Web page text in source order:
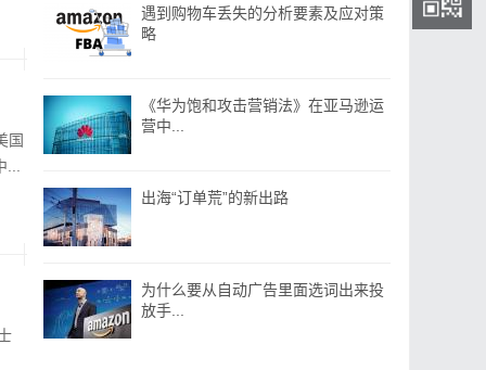
国
遇到购物车丢失的分析要素及应对策
略
《华为饱和攻击营销法》在亚马逊运
营中...
出海“订单荒”的新出路
为什么要从自动广告里面选词出来投
放手...